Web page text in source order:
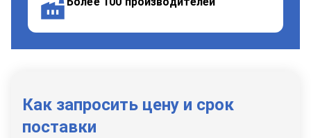
Как запросить цену и срок
поставки